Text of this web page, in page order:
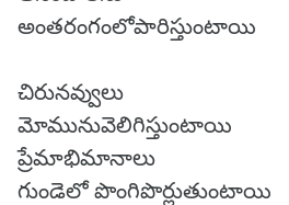
అంతరంగంలోపారిస్తుంటాయి
చిరునవ్వులు
మోమునువెలిగిస్తుంటాయి
ప్రేమాభిమానాలు
గుండెలో పొంగిపొర్లుతుంటాయి